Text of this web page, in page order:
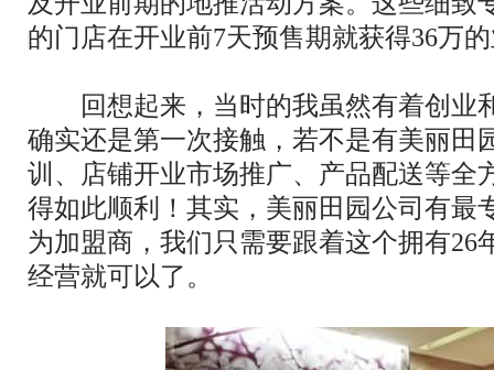
的门店在开业前7天预售期就获得36万
回想起来，当时的我虽然有着创业
确实还是第一次接触，若不是有美丽田
训、店铺开业市场推广、产品配送等全
得如此顺利！其实，美丽田园公司有最
为加盟商，我们只需要跟着这个拥有26
经营就可以了。